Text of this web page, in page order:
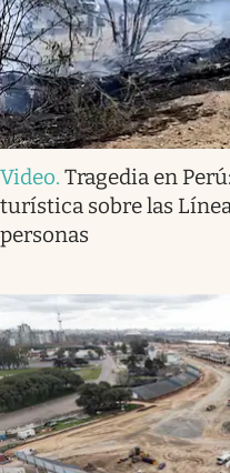
Video. Tragedia en
turística sobre las
personas